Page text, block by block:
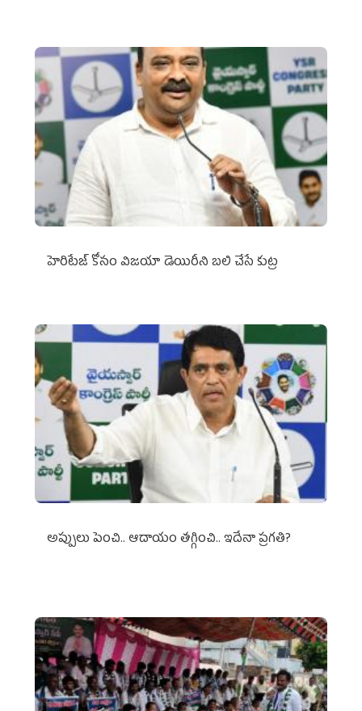
హెరిటేజ్ కోసం విజయా డెయిరీని బలి చేసే కుట్ర‌
అప్పులు పెంచి.. ఆదాయం తగ్గించి.. ఇదేనా ప్రగతి?